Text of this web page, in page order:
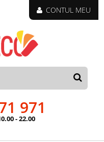
CONTUL MEU
971
- 22.00